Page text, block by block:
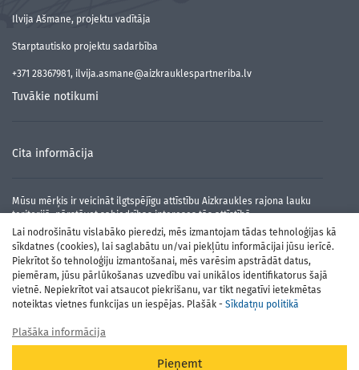
Lai nodrošinātu vislabāko pieredzi, mēs izmantojam tādas tehnoloģijas kā
sīkdatnes (cookies), lai saglabātu un/vai piekļūtu informācijai jūsu ierīcē.
Piekrītot šo tehnoloģiju izmantošanai, mēs varēsim apstrādāt datus,
piemēram, jūsu pārlūkošanas uzvedību vai unikālos identifikatorus šajā
vietnē. Nepiekrītot vai atsaucot piekrišanu, var tikt negatīvi ietekmētas
noteiktas vietnes funkcijas un iespējas. Plašāk - Sīkdatņu politikā
Plašāka informācija
Pieņemt
Ilvija Ašmane, projektu vadītāja
Starptautisko projektu sadarbība
+371 28367981, ilvija.asmane@aizkrauklespartneriba.lv
Tuvākie notikumi
Cita informācija
Mūsu mērķis ir veicināt ilgtspējīgu attīstību Aizkraukles rajona lauku
teritorijā, pārstāvot sabiedrības intereses tās attīstībā.
Atbalsta Zemkopības ministrija un Lauku atbalsta dienests